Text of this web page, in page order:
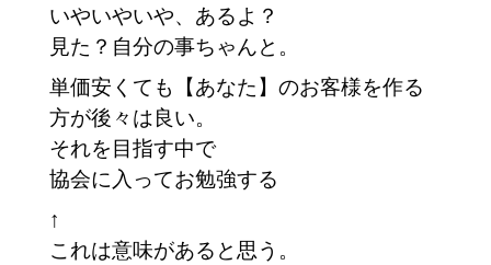
いやいやいや、あるよ？
見た？自分の事ちゃんと。
単価安くても【あなた】のお客様を作る
方が後々は良い。
それを目指す中で
協会に入ってお勉強する
↑
これは意味があると思う。